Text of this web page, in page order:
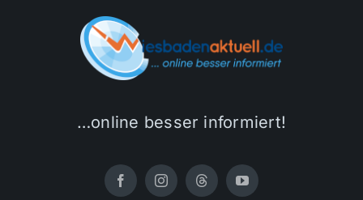
…online besser informiert!